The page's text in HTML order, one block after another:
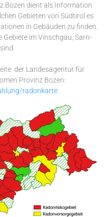
Bozen dient als Information
Gebieten von Südtirol es
in Gebäuden zu finden.
im Vinschgau, Sarn-
der Landesagentur für
Provinz Bozen:
radonkarte